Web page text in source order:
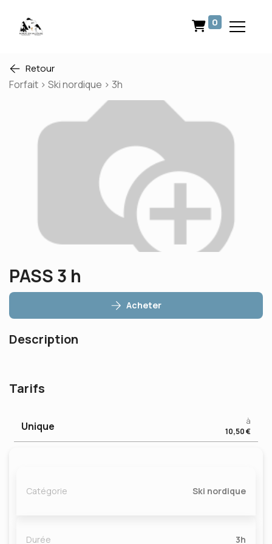
0
Retour
Forfait > Ski nordique > 3h
PASS 3 h
Acheter
Description
Tarifs
Unique
à
10,50 €
Catégorie Ski nordique
Durée 3h